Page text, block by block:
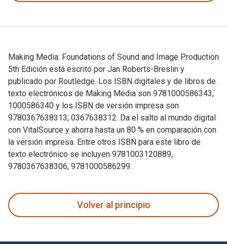
Making Media: Foundations of Sound and Image Production
5th Edición está escrito por Jan Roberts-Breslin y
publicado por Routledge. Los ISBN digitales y de libros de
texto electrónicos de Making Media son 9781000586343,
1000586340 y los ISBN de versión impresa son
9780367638313, 0367638312. Da el salto al mundo digital
con VitalSource y ahorra hasta un 80 % en comparación con
la versión impresa. Entre otros ISBN para este libro de
texto electrónico se incluyen 9781003120889,
9780367638306, 9781000586299.
Volver al principio